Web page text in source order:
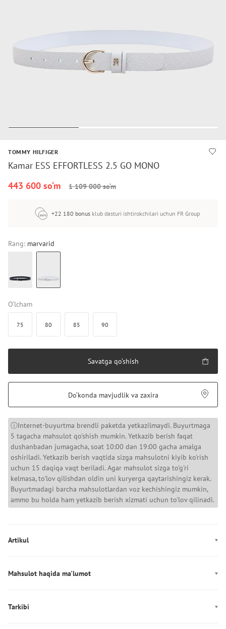
TOMMY HILFIGER
Kamar ESS EFFORTLESS 2.5 GO MONO
443 600 so‘m
1 109 000 so‘m
+22 180 bonus klub dasturi ishtirokchilari uchun FR Group
Rang: marvarid
O‘lcham
75 80 85 90
Savatga qo‘shish
Do‘konda mavjudlik va zaxira
ⓘInternet-buyurtma brendli paketda yetkazilmaydi. Buyurtmaga
5 tagacha mahsulot qo'shish mumkin. Yetkazib berish faqat
dushanbadan jumagacha, soat 10:00 dan 19:00 gacha amalga
oshiriladi. Yetkazib berish vaqtida sizga mahsulotni kiyib ko'rish
uchun 15 daqiqa vaqt beriladi. Agar mahsulot sizga to'g'ri
kelmasa, to'lov qilishdan oldin uni kuryerga qaytarishingiz kerak.
Buyurtmadagi barcha mahsulotlardan voz kechishingiz mumkin,
ammo bu holda ham yetkazib berish xizmati uchun to'lov qilinadi.
Artikul
Mahsulot haqida ma'lumot
Mahkamlagich: pryajka
Tarkibi